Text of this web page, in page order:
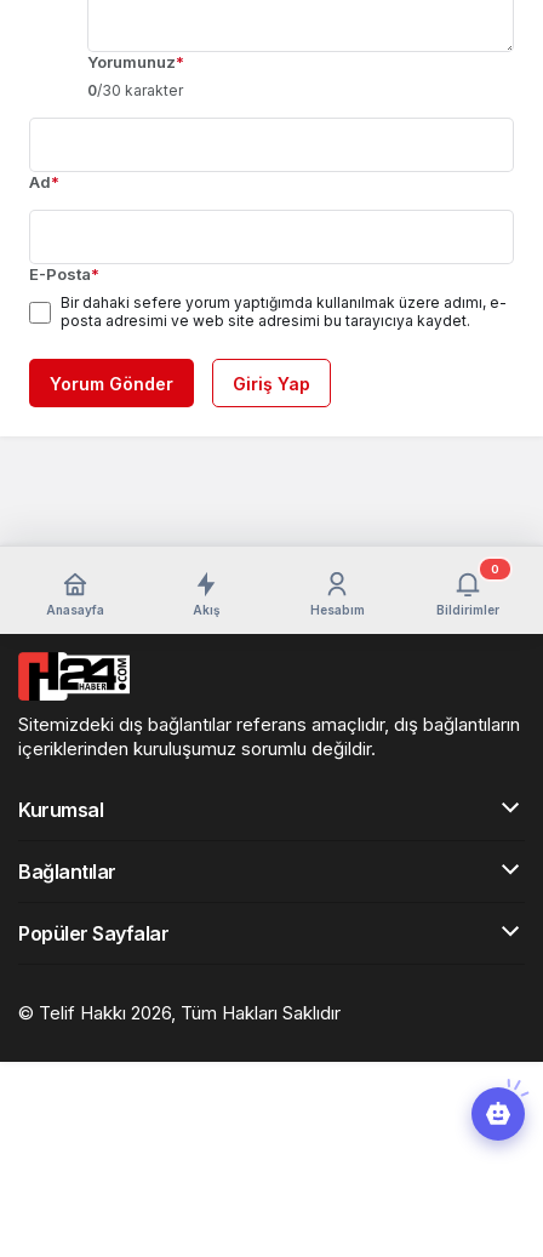
Yorumunuz*
0/30 karakter
Ad*
E-Posta*
Bir dahaki sefere yorum yaptığımda kullanılmak üzere adımı, e-
posta adresimi ve web site adresimi bu tarayıcıya kaydet.
Yorum Gönder Giriş Yap
Anasayfa Akış Hesabım Bildirimler
0
Sitemizdeki dış bağlantılar referans amaçlıdır, dış bağlantıların
içeriklerinden kuruluşumuz sorumlu değildir.
Kurumsal
Bağlantılar
Popüler Sayfalar
© Telif Hakkı 2026, Tüm Hakları Saklıdır